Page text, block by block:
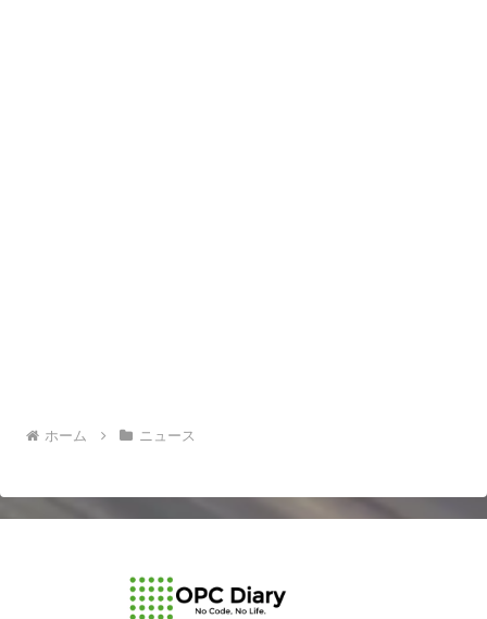
ホーム ニュース